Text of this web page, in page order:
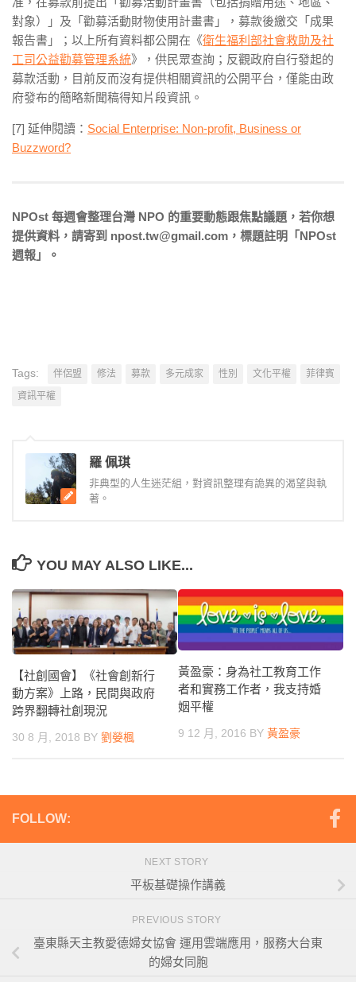
對象）」及「勸募活動財物使用計畫書」，募款後繳交「成果
報告書」；以上所有資料都公開在《衛生福利部社會救助及社
工司公益勸募管理系統》，供民眾查詢；反觀政府自行發起的
募款活動，目前反而沒有提供相關資訊的公開平台，僅能由政
府發布的簡略新聞稿得知片段資訊。
[7] 延伸閱讀： Social Enterprise: Non-profit, Business or
Buzzword?
NPOst 每週會整理台灣 NPO 的重要動態跟焦點議題，若你想
提供資料，請寄到 npost.tw@gmail.com，標題註明「NPOst
週報」。
Tags: 伴侶盟 修法 募款 多元成家 性別 文化平權
菲律賓
資訊平權
羅 佩琪
非典型的人生迷茫組，對資訊整理有詭異的渴望與執
著。
YOU MAY ALSO LIKE...
【社創國會】《社會創新行
動方案》上路，民間與政府
跨界翻轉社創現況
30 8 月, 2018 BY 劉嫈楓
黃盈豪：身為社工教育工作
者和實務工作者，我支持婚
姻平權
9 12 月, 2016 BY 黃盈豪
FOLLOW:
NEXT STORY
平板基礎操作講義
PREVIOUS STORY
臺東縣天主教愛德婦女協會 運用雲端應用，服務大台東
的婦女同胞